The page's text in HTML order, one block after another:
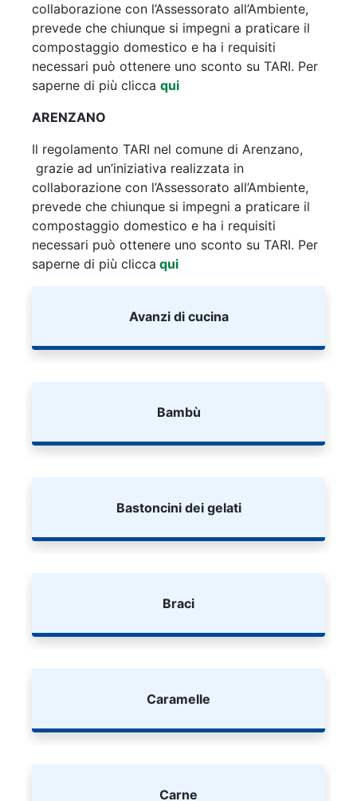
collaborazione con l’Assessorato all’Ambiente,
prevede che chiunque si impegni a praticare il
compostaggio domestico e ha i requisiti
necessari può ottenere uno sconto su TARI. Per
saperne di più clicca qui
ARENZANO
Il regolamento TARI nel comune di Arenzano,
grazie ad un’iniziativa realizzata in
collaborazione con l’Assessorato all’Ambiente,
prevede che chiunque si impegni a praticare il
compostaggio domestico e ha i requisiti
necessari può ottenere uno sconto su TARI. Per
saperne di più clicca qui
Avanzi di cucina
Bambù
Bastoncini dei gelati
Braci
Caramelle
Carne